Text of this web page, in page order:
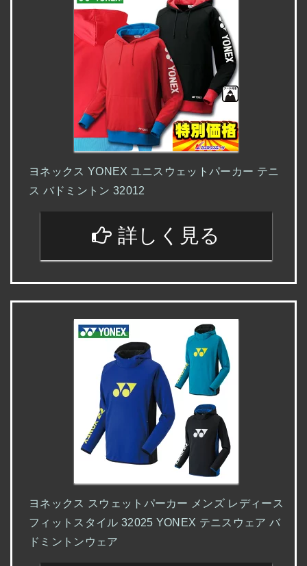
ヨネックス YONEX ユニスウェットパーカー テニ
ス バドミントン 32012
詳しく見る
ヨネックス スウェットパーカー メンズ レディース
フィットスタイル 32025 YONEX テニスウェア バ
ドミントンウェア